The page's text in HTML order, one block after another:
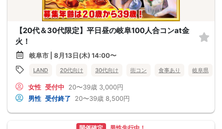
【20代＆30代限定】平日昼の岐阜100人合コンat金
火！
岐阜市 | 8月13日(木) 14:00〜
LAND 20代向け 30代向け 街コン 食事あり 岐阜県
女性 受付中 20〜39歳 3,000円
男性 受付終了 20〜39歳 8,500円